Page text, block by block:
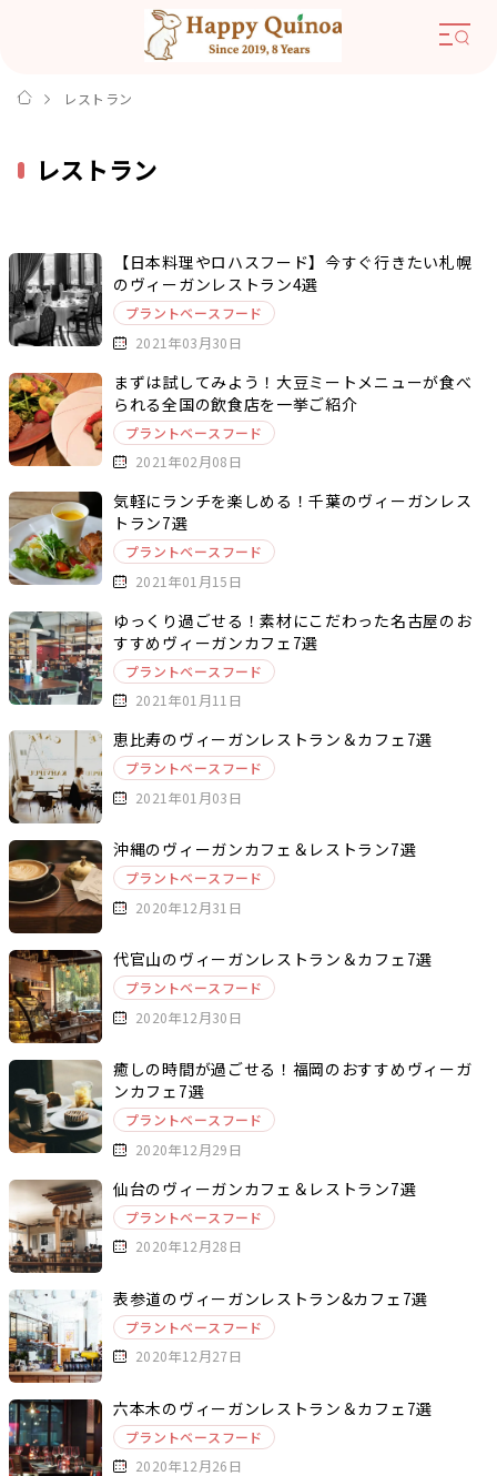
レストラン
レストラン
【日本料理やロハスフード】今すぐ行きたい札幌
のヴィーガンレストラン4選
プラントベースフード
2021年03月30日
まずは試してみよう！大豆ミートメニューが食べ
られる全国の飲食店を一挙ご紹介
プラントベースフード
2021年02月08日
気軽にランチを楽しめる！千葉のヴィーガンレス
トラン7選
プラントベースフード
2021年01月15日
ゆっくり過ごせる！素材にこだわった名古屋のお
すすめヴィーガンカフェ7選
プラントベースフード
2021年01月11日
恵比寿のヴィーガンレストラン＆カフェ7選
プラントベースフード
2021年01月03日
沖縄のヴィーガンカフェ＆レストラン7選
プラントベースフード
2020年12月31日
代官山のヴィーガンレストラン＆カフェ7選
プラントベースフード
2020年12月30日
癒しの時間が過ごせる！福岡のおすすめヴィーガ
ンカフェ7選
プラントベースフード
2020年12月29日
仙台のヴィーガンカフェ＆レストラン7選
プラントベースフード
2020年12月28日
表参道のヴィーガンレストラン&カフェ7選
プラントベースフード
2020年12月27日
六本木のヴィーガンレストラン＆カフェ7選
プラントベースフード
2020年12月26日